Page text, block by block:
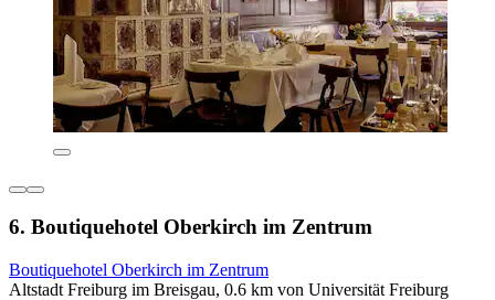
6. Boutiquehotel Oberkirch im Zentrum
Boutiquehotel Oberkirch im Zentrum
Altstadt Freiburg im Breisgau, 0.6 km von Universität Freiburg